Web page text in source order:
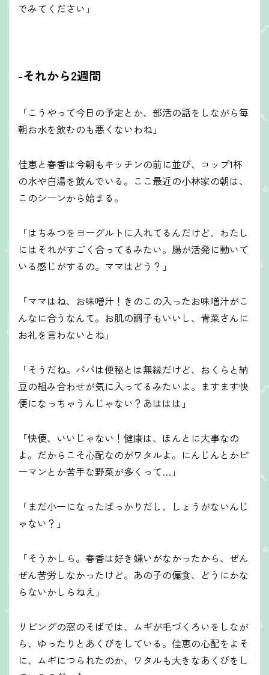
でみてください」
-それから2週間
「こうやって今日の予定とか、部活の話をしながら毎
朝お水を飲むのも悪くないわね」
佳恵と春香は今朝もキッチンの前に並び、コップ1杯
の水や白湯を飲んでいる。ここ最近の小林家の朝は、
このシーンから始まる。
「はちみつをヨーグルトに入れてるんだけど、わたし
にはそれがすごく合ってるみたい。腸が活発に動いて
いる感じがするの。ママはどう？」
「ママはね、お味噌汁！きのこの入ったお味噌汁がこ
んなに合うなんて。お肌の調子もいいし、青菜さんに
お礼を言わないとね」
「そうだね。パパは便秘とは無縁だけど、おくらと納
豆の組み合わせが気に入ってるみたいよ。ますます快
便になっちゃうんじゃない？あははは」
「快便、いいじゃない！健康は、ほんとに大事なの
よ。だからこそ心配なのがワタルよ。にんじんとかピ
ーマンとか苦手な野菜が多くって…」
「まだ小一になったばっかりだし、しょうがないんじ
ゃない？」
「そうかしら。春香は好き嫌いがなかったから、ぜん
ぜん苦労しなかったけど。あの子の偏食、どうにかな
らないかしらねえ」
リビングの窓のそばでは、ムギが毛づくろいをしなが
ら、ゆったりとあくびをしている。佳恵の心配をよそ
に、ムギにつられたのか、ワタルも大きなあくびをし